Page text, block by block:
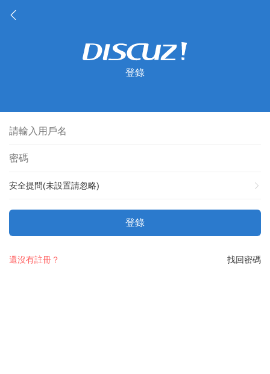
登錄
安全提問(未設置請忽略)
登錄
找回密碼
還沒有註冊？